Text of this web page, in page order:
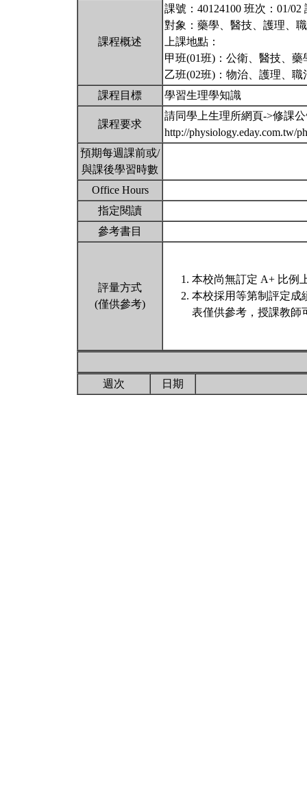
課程概述
課號：40124100 班次：01/
對象：藥學、醫技、護理、
上課地點：
甲班(01班)：公衛、醫技、藥
乙班(02班)：物治、護理、
課程目標
學習生理學知識
課程要求
請同學上生理所網頁->修課
http://physiology.eday.com.tw/
預期每週課前或/
與課後學習時數
Office Hours
指定閱讀
參考書目
評量方式
(僅供參考)
本校尚無訂定 A+ 比例
本校採用等第制評定成
表僅供參考，授課教師
週次 日期